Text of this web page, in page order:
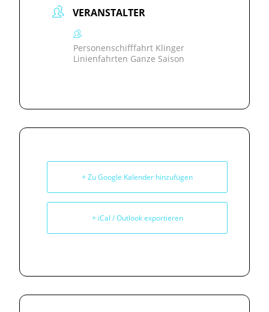
VERANSTALTER
Personenschifffahrt Klinger
Linienfahrten Ganze Saison
+ Zu Google Kalender hinzufügen
+ iCal / Outlook exportieren